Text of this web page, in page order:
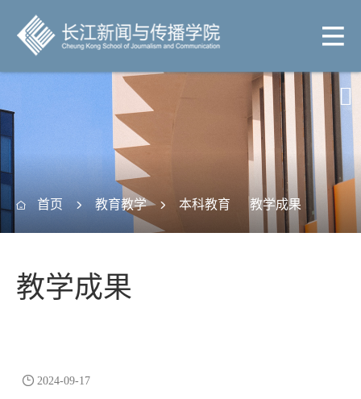

 首页  教育教学  本科教育 教学成果
教学成果
 2024-09-17